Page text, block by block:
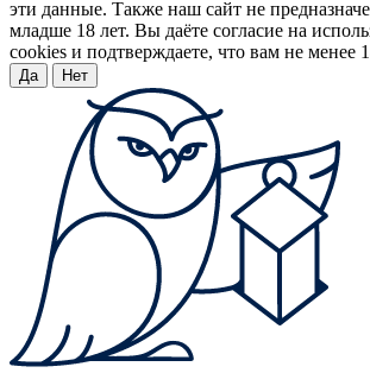
эти данные. Также наш сайт не
младше 18 лет. Вы даёте согласие на
cookies и подтверждаете, что вам не менее
Да Нет